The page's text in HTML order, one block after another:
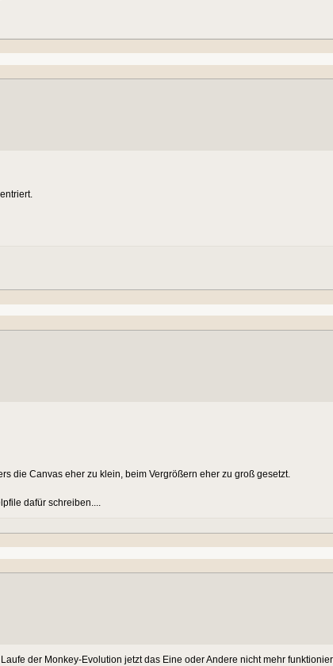
die Canvas eher zu klein, beim Vergrößern eher zu groß gesetzt.
dafür schreiben....
der Monkey-Evolution jetzt das Eine oder Andere nicht mehr